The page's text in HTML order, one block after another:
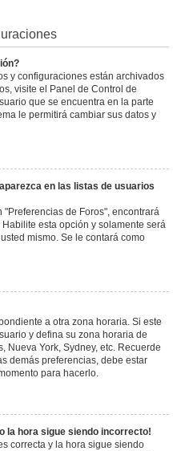
y configuraciones están archivados
visite el Panel de Control de
que se encuentra en la parte
le permitirá cambiar sus datos y
en las listas de usuarios
de Foros", encontrará
Habilite esta opción y solamente será
mismo. Se le contará como
a otra zona horaria. Si este
y defina su zona horaria de
Nueva York, Sydney, etc. Recuerde
demás preferencias, debe estar
para hacerlo.
la hora sigue siendo incorrecto!
correcta y la hora sigue siendo